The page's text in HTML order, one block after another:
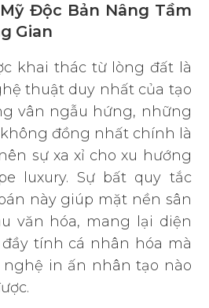
Độc Bản Nâng Tầm
Gian
khai thác từ lòng đất là
thuật duy nhất của tạo
vân ngẫu hứng, những
đồng nhất chính là
sự xa xỉ cho xu hướng
luxury. Sự bất quy tắc
này giúp mặt nền sân
văn hóa, mang lại diện
tính cá nhân hóa mà
in ấn nhân tạo nào